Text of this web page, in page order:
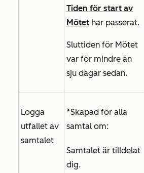
Tiden för start av
Mötet har passerat.
Sluttiden för Mötet
var för mindre än
sju dagar sedan.
Logga
utfallet av
samtalet
*Skapad för alla
samtal om:
Samtalet är tilldelat
dig.